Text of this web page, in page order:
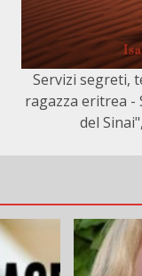
Servizi segreti,
ragazza eritrea -
del